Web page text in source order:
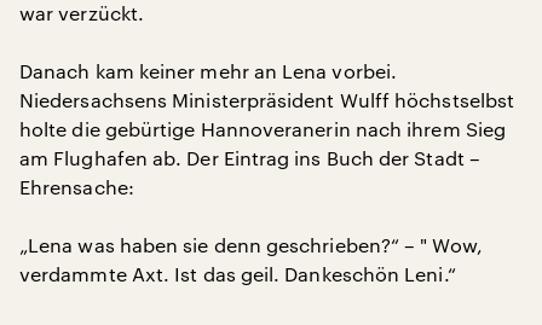
war verzückt.
Danach kam keiner mehr an Lena vorbei.
Niedersachsens Ministerpräsident Wulff höchstselbst
holte die gebürtige Hannoveranerin nach ihrem Sieg
am Flughafen ab. Der Eintrag ins Buch der Stadt –
Ehrensache:
„Lena was haben sie denn geschrieben?“ – " Wow,
verdammte Axt. Ist das geil. Dankeschön Leni.“